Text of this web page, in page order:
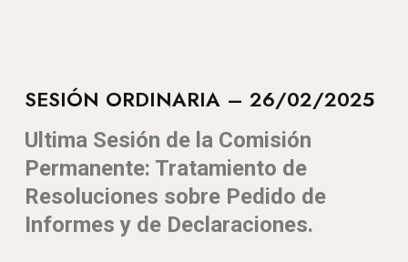
SESIÓN ORDINARIA – 26/02/2025
Ultima Sesión de la Comisión
Permanente: Tratamiento de
Resoluciones sobre Pedido de
Informes y de Declaraciones.